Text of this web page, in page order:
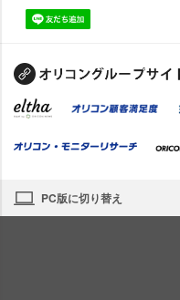
PC版に切り替え